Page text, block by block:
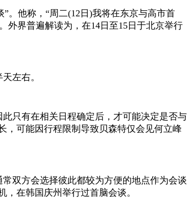
。他称，“周二(12 日)我将在东京与高市首
外界普遍解读为，在14日至15日于北京举行
左右。
只有在相关日程确定后，才可能决定是否与
，可能因行程限制导致贝森特仅会见何立峰
双方会选择彼此都较为方便的地点作为会谈
在韩国庆州举行过首脑会谈。